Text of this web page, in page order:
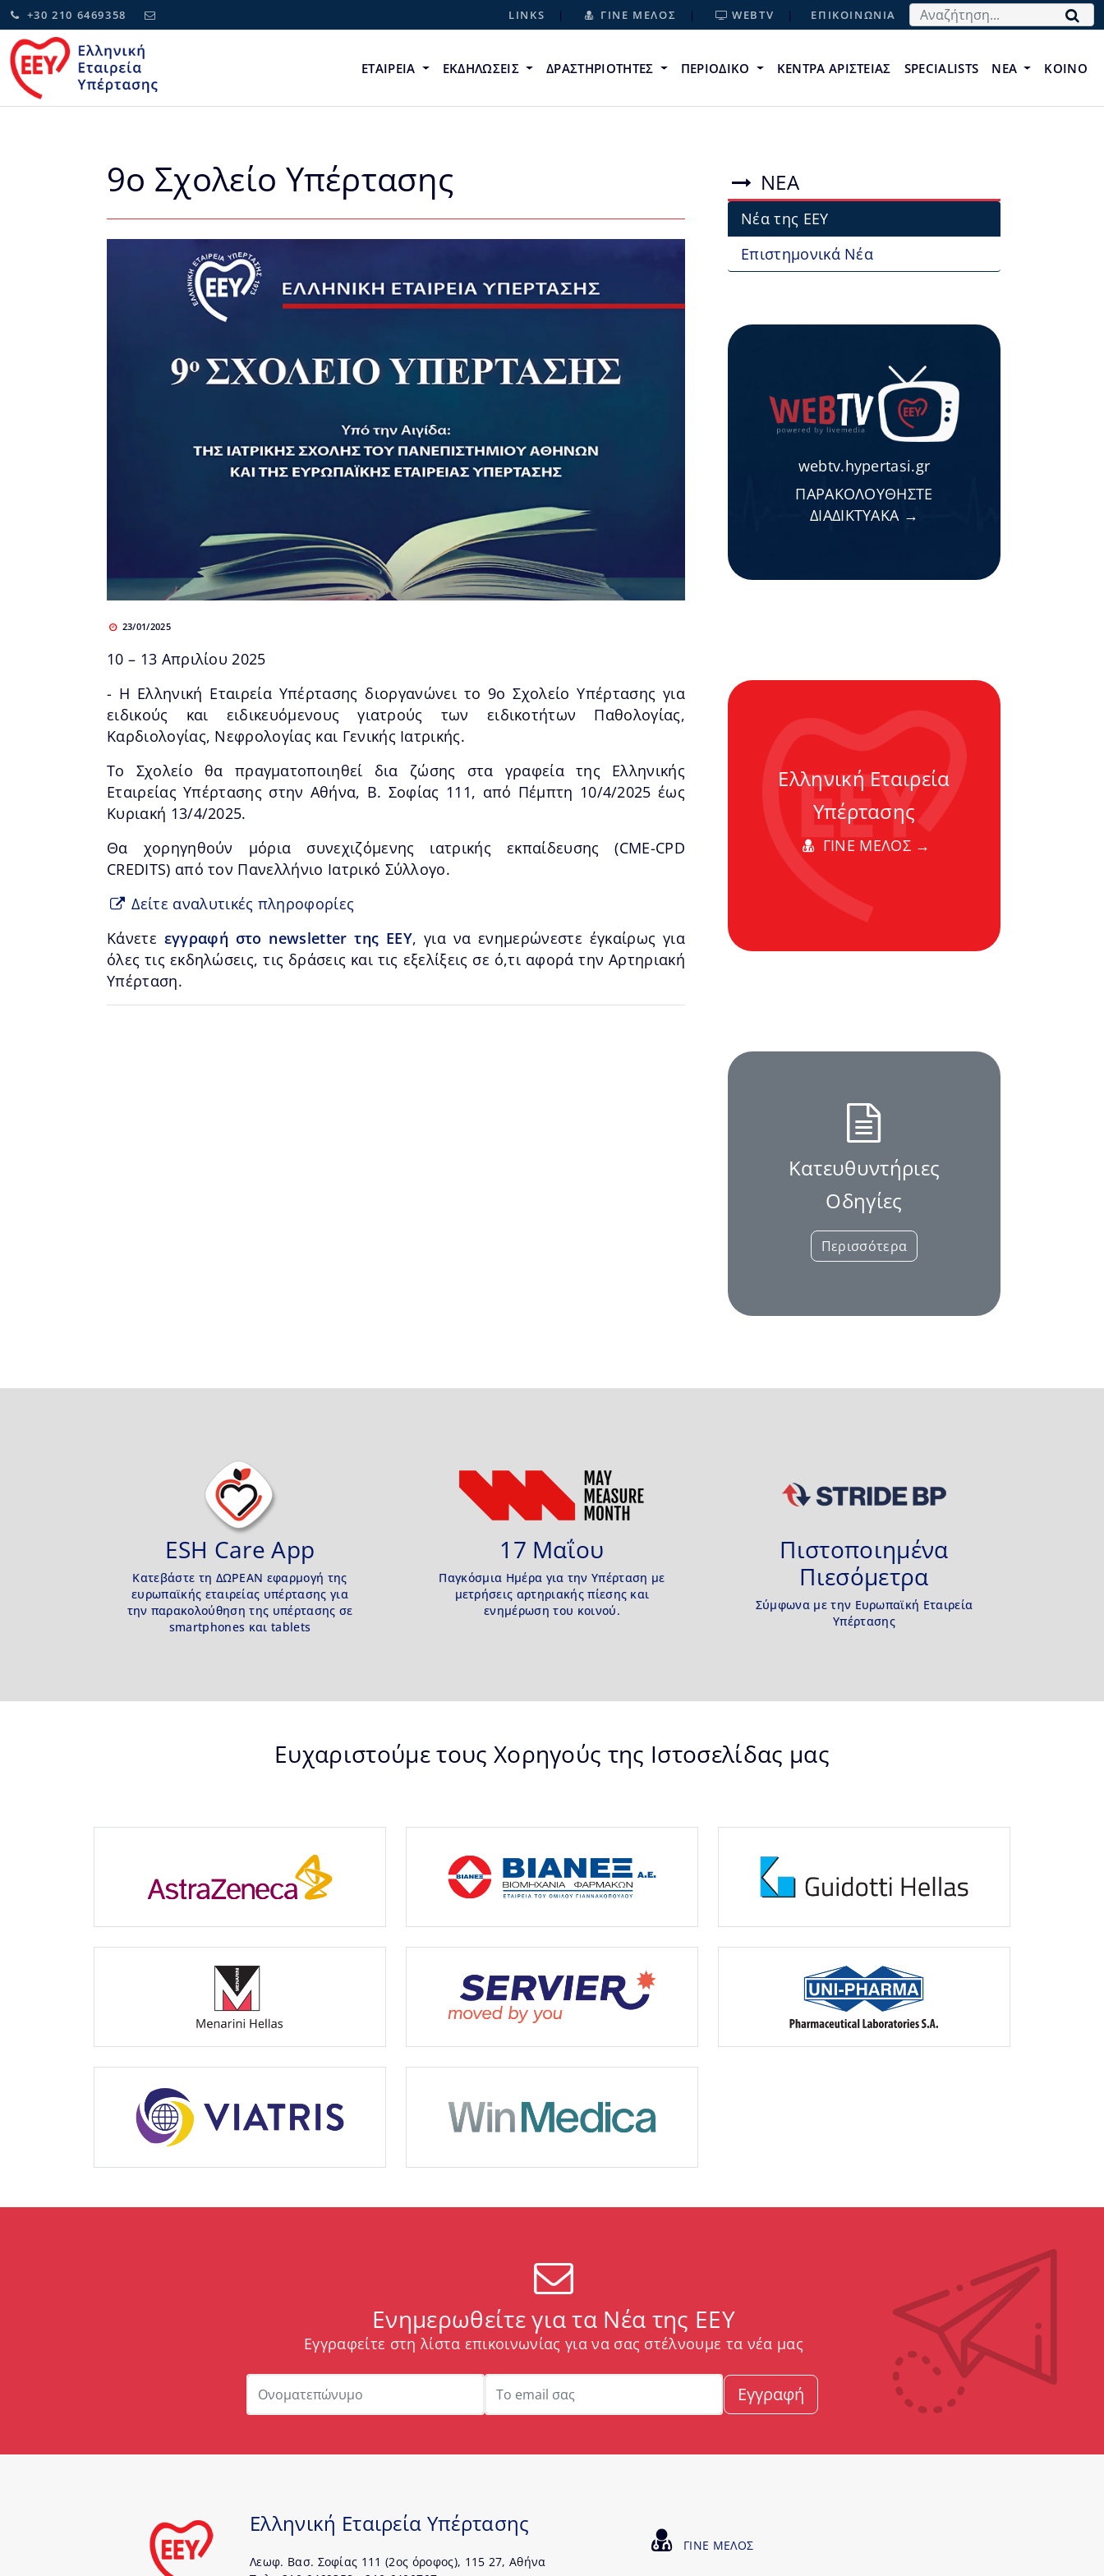
+30 210 6469358 LINKS ΓΙΝΕ ΜΕΛΟΣ WEBTV ΕΠΙΚΟΙΝΩΝΙΑ Αναζήτηση...
ΕΤΑΙΡΕΙΑ ΕΚΔΗΛΩΣΕΙΣ ΔΡΑΣΤΗΡΙΟΤΗΤΕΣ ΠΕΡΙΟΔΙΚΟ ΚΕΝΤΡΑ ΑΡΙΣΤΕΙΑΣ SPECIALISTS ΝΕΑ ΚΟΙΝΟ
9ο Σχολείο Υπέρτασης
23/01/2025
10 – 13 Απριλίου 2025
- Η Ελληνική Εταιρεία Υπέρτασης διοργανώνει το 9ο Σχολείο Υπέρτασης για
ειδικούς και ειδικευόμενους γιατρούς των ειδικοτήτων Παθολογίας,
Καρδιολογίας, Νεφρολογίας και Γενικής Ιατρικής.
Το Σχολείο θα πραγματοποιηθεί δια ζώσης στα γραφεία της Ελληνικής
Εταιρείας Υπέρτασης στην Αθήνα, Β. Σοφίας 111, από Πέμπτη 10/4/2025 έως
Κυριακή 13/4/2025.
Θα χορηγηθούν μόρια συνεχιζόμενης ιατρικής εκπαίδευσης (CME-CPD
CREDITS) από τον Πανελλήνιο Ιατρικό Σύλλογο.
Δείτε αναλυτικές πληροφορίες
Κάνετε εγγραφή στο newsletter της ΕΕΥ, για να ενημερώνεστε έγκαίρως για
όλες τις εκδηλώσεις, τις δράσεις και τις εξελίξεις σε ό,τι αφορά την Αρτηριακή
Υπέρταση.
ΝΕΑ
Νέα της ΕΕΥ
Επιστημονικά Νέα
webtv.hypertasi.gr
ΠΑΡΑΚΟΛΟΥΘΗΣΤΕ
ΔΙΑΔΙΚΤΥΑΚΑ →
Ελληνική Εταιρεία
Υπέρτασης
ΓΙΝΕ ΜΕΛΟΣ →
Κατευθυντήριες
Οδηγίες
Περισσότερα
ESH Care App
Κατεβάστε τη ΔΩΡΕΑΝ εφαρμογή της
ευρωπαϊκής εταιρείας υπέρτασης για
την παρακολούθηση της υπέρτασης σε
smartphones και tablets
17 Μαΐου
Παγκόσμια Ημέρα για την Υπέρταση με
μετρήσεις αρτηριακής πίεσης και
ενημέρωση του κοινού.
Πιστοποιημένα
Πιεσόμετρα
Σύμφωνα με την Ευρωπαϊκή Εταιρεία
Υπέρτασης
Ευχαριστούμε τους Χορηγούς της Ιστοσελίδας μας
Ενημερωθείτε για τα Νέα της ΕΕΥ
Εγγραφείτε στη λίστα επικοινωνίας για να σας στέλνουμε τα νέα μας
Εγγραφή
Ελληνική Εταιρεία Υπέρτασης
Λεωφ. Βασ. Σοφίας 111 (2ος όροφος), 115 27, Αθήνα
ΓΙΝΕ ΜΕΛΟΣ